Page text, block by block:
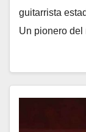
guitarrista
Un pionero